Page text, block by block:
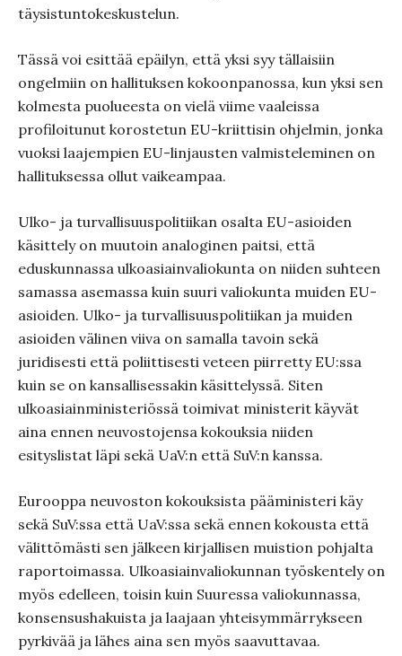
täysistuntokeskustelun.
Tässä voi esittää epäilyn, että yksi syy tällaisiin
ongelmiin on hallituksen kokoonpanossa, kun yksi sen
kolmesta puolueesta on vielä viime vaaleissa
profiloitunut korostetun EU-kriittisin ohjelmin, jonka
vuoksi laajempien EU-linjausten valmisteleminen on
hallituksessa ollut vaikeampaa.
Ulko- ja turvallisuuspolitiikan osalta EU-asioiden
käsittely on muutoin analoginen paitsi, että
eduskunnassa ulkoasiainvaliokunta on niiden suhteen
samassa asemassa kuin suuri valiokunta muiden EU-
asioiden. Ulko- ja turvallisuuspolitiikan ja muiden
asioiden välinen viiva on samalla tavoin sekä
juridisesti että poliittisesti veteen piirretty EU:ssa
kuin se on kansallisessakin käsittelyssä. Siten
ulkoasiainministeriössä toimivat ministerit käyvät
aina ennen neuvostojensa kokouksia niiden
esityslistat läpi sekä UaV:n että SuV:n kanssa.
Eurooppa neuvoston kokouksista pääministeri käy
sekä SuV:ssa että UaV:ssa sekä ennen kokousta että
välittömästi sen jälkeen kirjallisen muistion pohjalta
raportoimassa. Ulkoasiainvaliokunnan työskentely on
myös edelleen, toisin kuin Suuressa valiokunnassa,
konsensushakuista ja laajaan yhteisymmärrykseen
pyrkivää ja lähes aina sen myös saavuttavaa.